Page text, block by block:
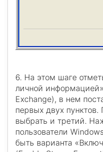
6. На этом шаге
личной
Exchange), в нем
первых двух
выбрать и третий.
пользователи
быть варианта